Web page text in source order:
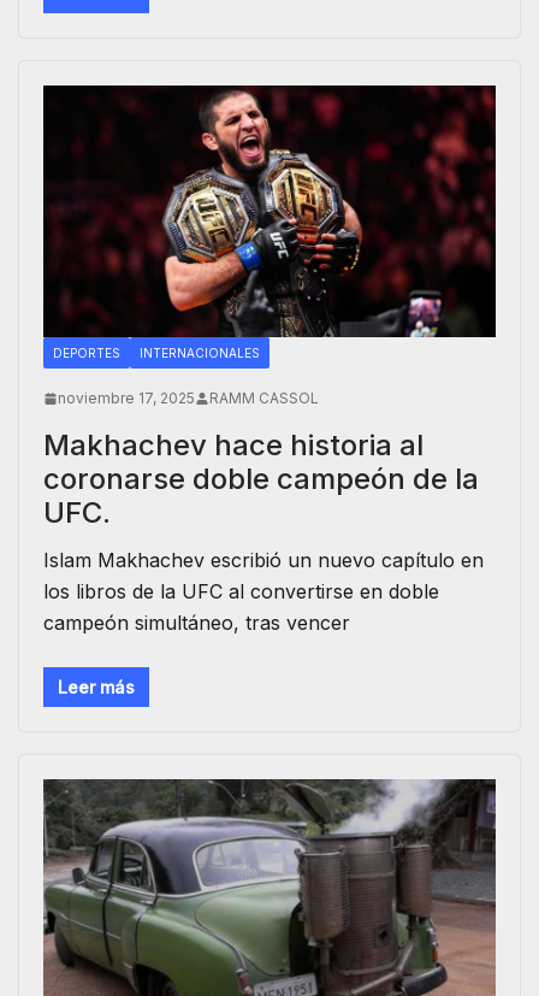
DEPORTES INTERNACIONALES
noviembre 17, 2025 RAMM CASSOL
Makhachev hace historia al
coronarse doble campeón de la
UFC.
Islam Makhachev escribió un nuevo capítulo en
los libros de la UFC al convertirse en doble
campeón simultáneo, tras vencer
Leer más